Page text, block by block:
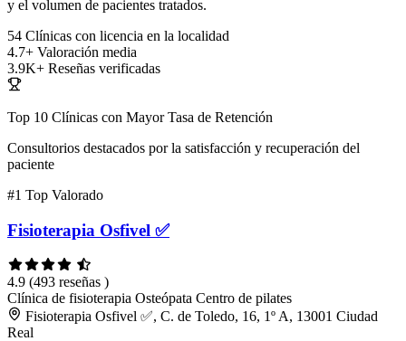
y el volumen de pacientes tratados.
54 Clínicas con licencia en la localidad
4.7+ Valoración media
3.9K+ Reseñas verificadas
Top 10 Clínicas con Mayor Tasa de Retención
Consultorios destacados por la satisfacción y recuperación del
paciente
#1 Top Valorado
Fisioterapia Osfivel ✅
4.9 (493 reseñas )
Clínica de fisioterapia Osteópata Centro de pilates
Fisioterapia Osfivel ✅, C. de Toledo, 16, 1º A, 13001 Ciudad
Real